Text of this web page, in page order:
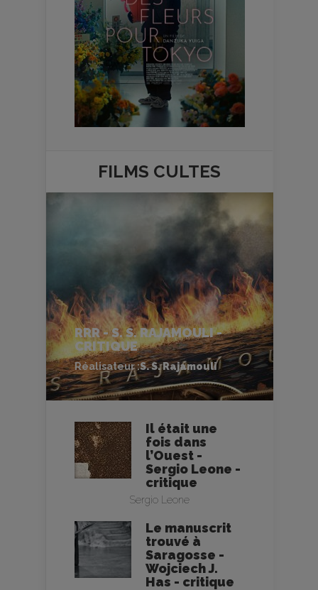
FILMS CULTES
RRR - S. S. RAJAMOULI -
CRITIQUE
Réalisateur :S. S. Rajamouli
Il était une
fois dans
l’Ouest -
Sergio Leone -
critique
Sergio Leone
Le manuscrit
trouvé à
Saragosse -
Wojciech J.
Has - critique